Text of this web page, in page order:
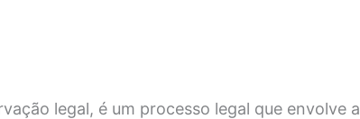
legal, é um processo legal que envolve a